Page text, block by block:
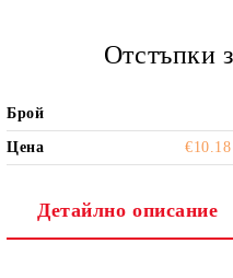
Отстъпки
Брой
Цена €10.18
Детайлно описание